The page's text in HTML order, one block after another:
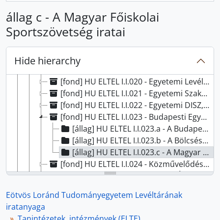
állag c - A Magyar Főiskolai
Sportszövetség iratai
Hide hierarchy
[fond] HU ELTEL I.I.014 - Középiskolai Tanárvizsgáló Bizottság, 1864 - 1949
[fond] HU ELTEL I.I.015 - Középiskolai Tanárképző Intézet, 1870 - 1949
[fond] HU ELTEL I.I.016 - Bér- és Munkaügyi Osztály, 1949 - 2015
[fond] HU ELTEL I.I.017 - Egyetemi Orosz (Lenin) Intézet, 1949-1958
[fond] HU ELTEL I.I.018 - Idegen Nyelvek Főiskolája, 1951 - 1956
[fond] HU ELTEL I.I.019 - Egyetemi Könyvtár, 1779 - 2016
[fond] HU ELTEL I.I.020 - Egyetemi Levéltár, 1956 - 2025
[fond] HU ELTEL I.I.021 - Egyetemi Szakszervezeti Bizottság, 1947-1990
[fond] HU ELTEL I.I.022 - Egyetemi DISZ, KISZ Bizottság, 1951-1989
[fond] HU ELTEL I.I.023 - Budapesti Egyetemi Atlétikai Club (BEAC), 1912-1956; 2001-2006
[állag] HU ELTEL I.I.023.a - A Budapesti Egyetemi Atlétikai Club (BEAC) iratai, 1912-1935
[állag] HU ELTEL I.I.023.b - A Bölcsészkari Haladás SE iratai, 1953-1956
[állag] HU ELTEL I.I.023.c - A Magyar Főiskolai Sportszövetség iratai, 1916-1929
[fond] HU ELTEL I.I.024 - Közművelődési Titkárság, 1958 - 2009
[fond] HU ELTEL I.I.027 - Trefort Ágoston Gyakorló Gimnázium és Általános Iskola, 1873 - 1999
[fond] HU ELTEL I.I.029 - Radnóti Miklós Gyakorló Gimnázium és Általános Iskola, 1949 - 2001
Eötvös Loránd Tudományegyetem Levéltárának
iratanyaga